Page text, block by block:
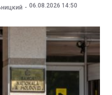
06.08.2026 14:50